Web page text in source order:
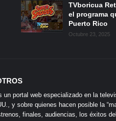
TVboricua
el programa
Puerto Rico
Octubre 23, 2025
un portal web especializado en la
y sobre quienes hacen posible la
finales, audiencias, los éxitos